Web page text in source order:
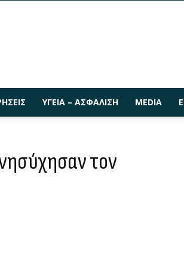
ΥΓΕΊΑ – ΑΣΦΆΛΙΣΗ MEDIA
τον